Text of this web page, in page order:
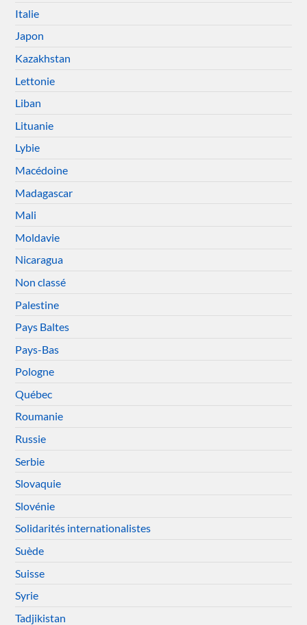
Italie
Japon
Kazakhstan
Lettonie
Liban
Lituanie
Lybie
Macédoine
Madagascar
Mali
Moldavie
Nicaragua
Non classé
Palestine
Pays Baltes
Pays-Bas
Pologne
Québec
Roumanie
Russie
Serbie
Slovaquie
Slovénie
Solidarités internationalistes
Suède
Suisse
Syrie
Tadjikistan